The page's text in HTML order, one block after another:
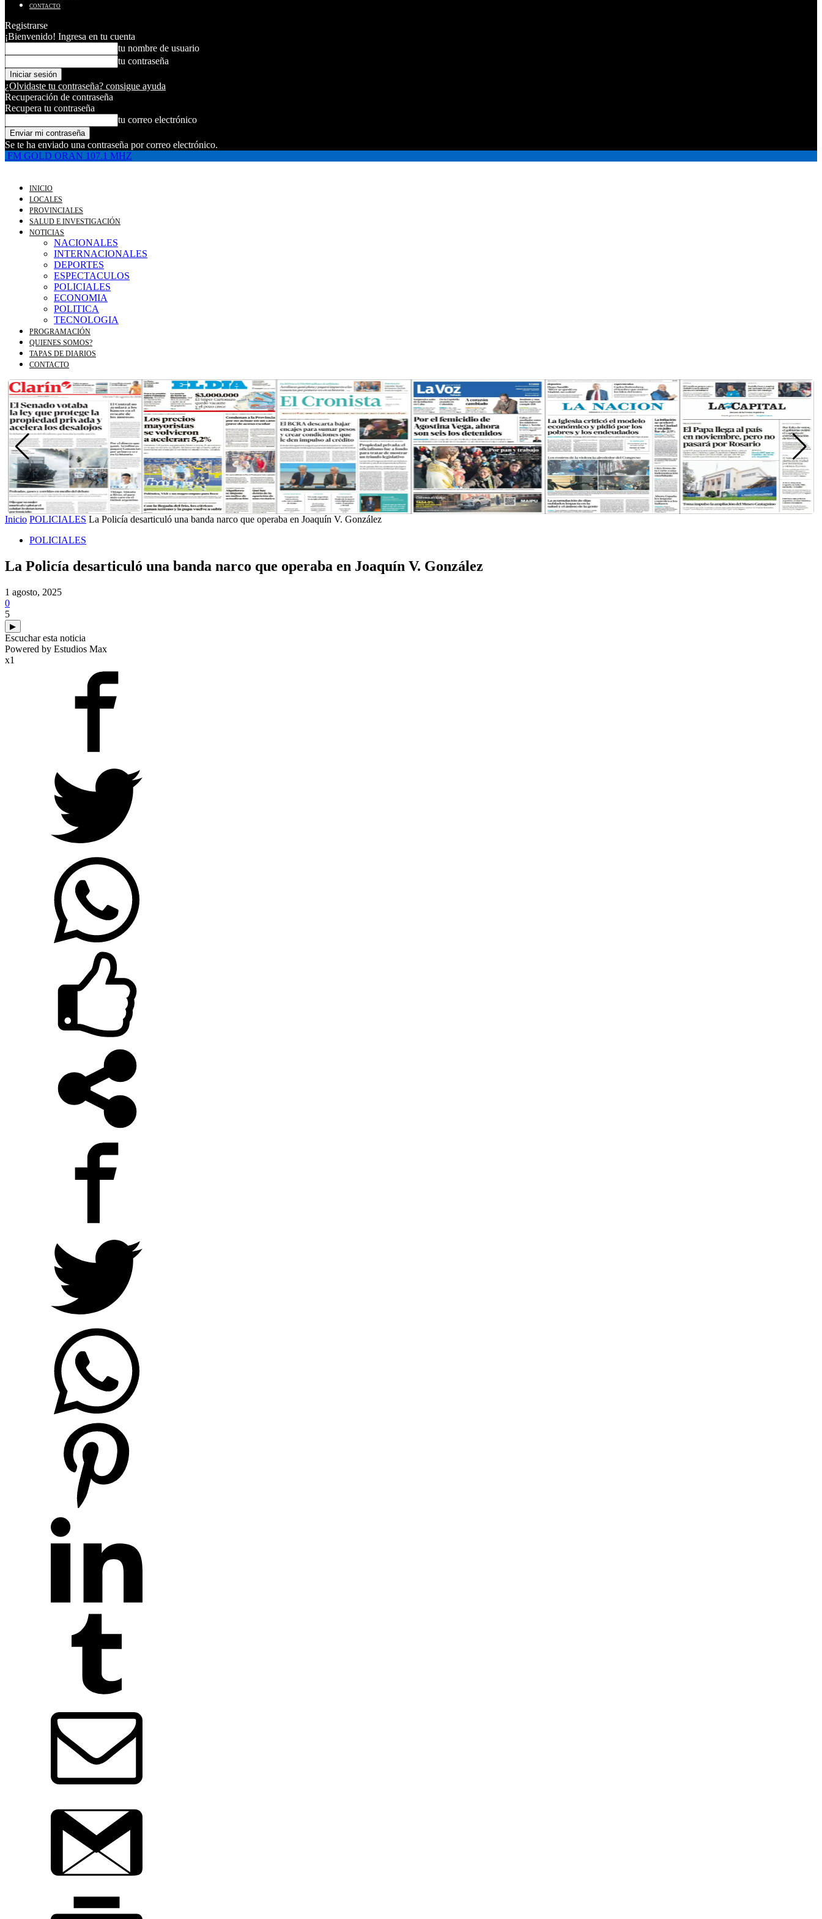
CONTACTO
Registrarse
¡Bienvenido! Ingresa en tu cuenta
tu nombre de usuario
tu contraseña
¿Olvidaste tu contraseña? consigue ayuda
Recuperación de contraseña
Recupera tu contraseña
tu correo electrónico
Se te ha enviado una contraseña por correo electrónico.
FM GOLD ORAN 107.1 MHZ
INICIO
LOCALES
PROVINCIALES
SALUD E INVESTIGACIÓN
NOTICIAS
NACIONALES
INTERNACIONALES
DEPORTES
ESPECTACULOS
POLICIALES
ECONOMIA
POLITICA
TECNOLOGIA
PROGRAMACIÓN
QUIENES SOMOS?
TAPAS DE DIARIOS
CONTACTO
Inicio POLICIALES La Policía desarticuló una banda narco que operaba en Joaquín V. González
POLICIALES
La Policía desarticuló una banda narco que operaba en Joaquín V. González
1 agosto, 2025
0
5
▶
Escuchar esta noticia
Powered by Estudios Max
x1